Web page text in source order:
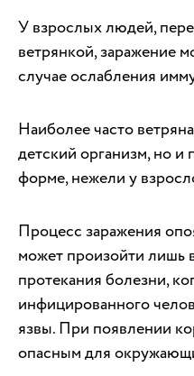
У взрослых людей,
ветрянкой, заражение
случае ослабления
Наиболее часто
детский организм, но и
форме, нежели у
Процесс заражения
может произойти лишь
протекания болезни,
инфицированного
язвы. При появлении
опасным для